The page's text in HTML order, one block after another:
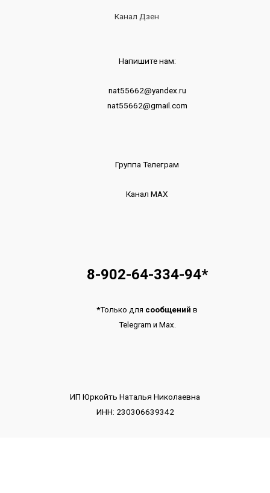
Канал Дзен
Напишите нам:
nat55662@yandex.ru
nat55662@gmail.com
Группа Телеграм
Канал МАХ
8-902-64-334-94*
*Только для сообщений в
Telegram и Max.
ИП Юркойть Наталья Николаевна
ИНН: 230306639342